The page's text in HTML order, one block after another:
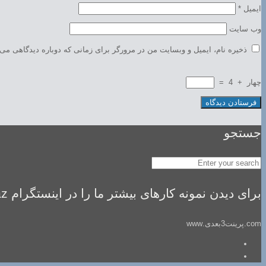
ایمیل *
وب‌ سایت
ذخیره نام، ایمیل و وبسایت من در مرورگر برای زمانی که دوباره دیدگاهی
چهار +
4
=
جستجو
برای دیدن نمونه کارهای بیشتر ما را در اینستگرام idealsaz فالو کنید
com.پرینت3بعدی.www